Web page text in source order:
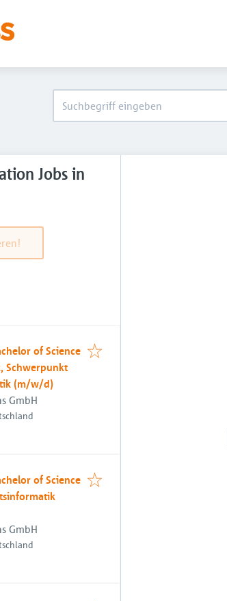
Jobs in
of Science
Schwerpunkt
(m/w/d)
GmbH
of Science
GmbH